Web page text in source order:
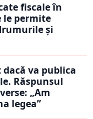
fiscale în
le permite
și
va publica
Răspunsul
„Am
legea”